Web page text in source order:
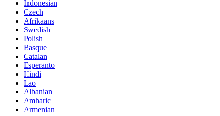
Indonesian
Czech
Afrikaans
Swedish
Polish
Basque
Catalan
Esperanto
Hindi
Lao
Albanian
Amharic
Armenian